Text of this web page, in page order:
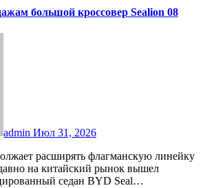
большой кроссовер Sealion 08
admin Июл 31, 2026
на китайский рынок вышел
седан BYD Seal…